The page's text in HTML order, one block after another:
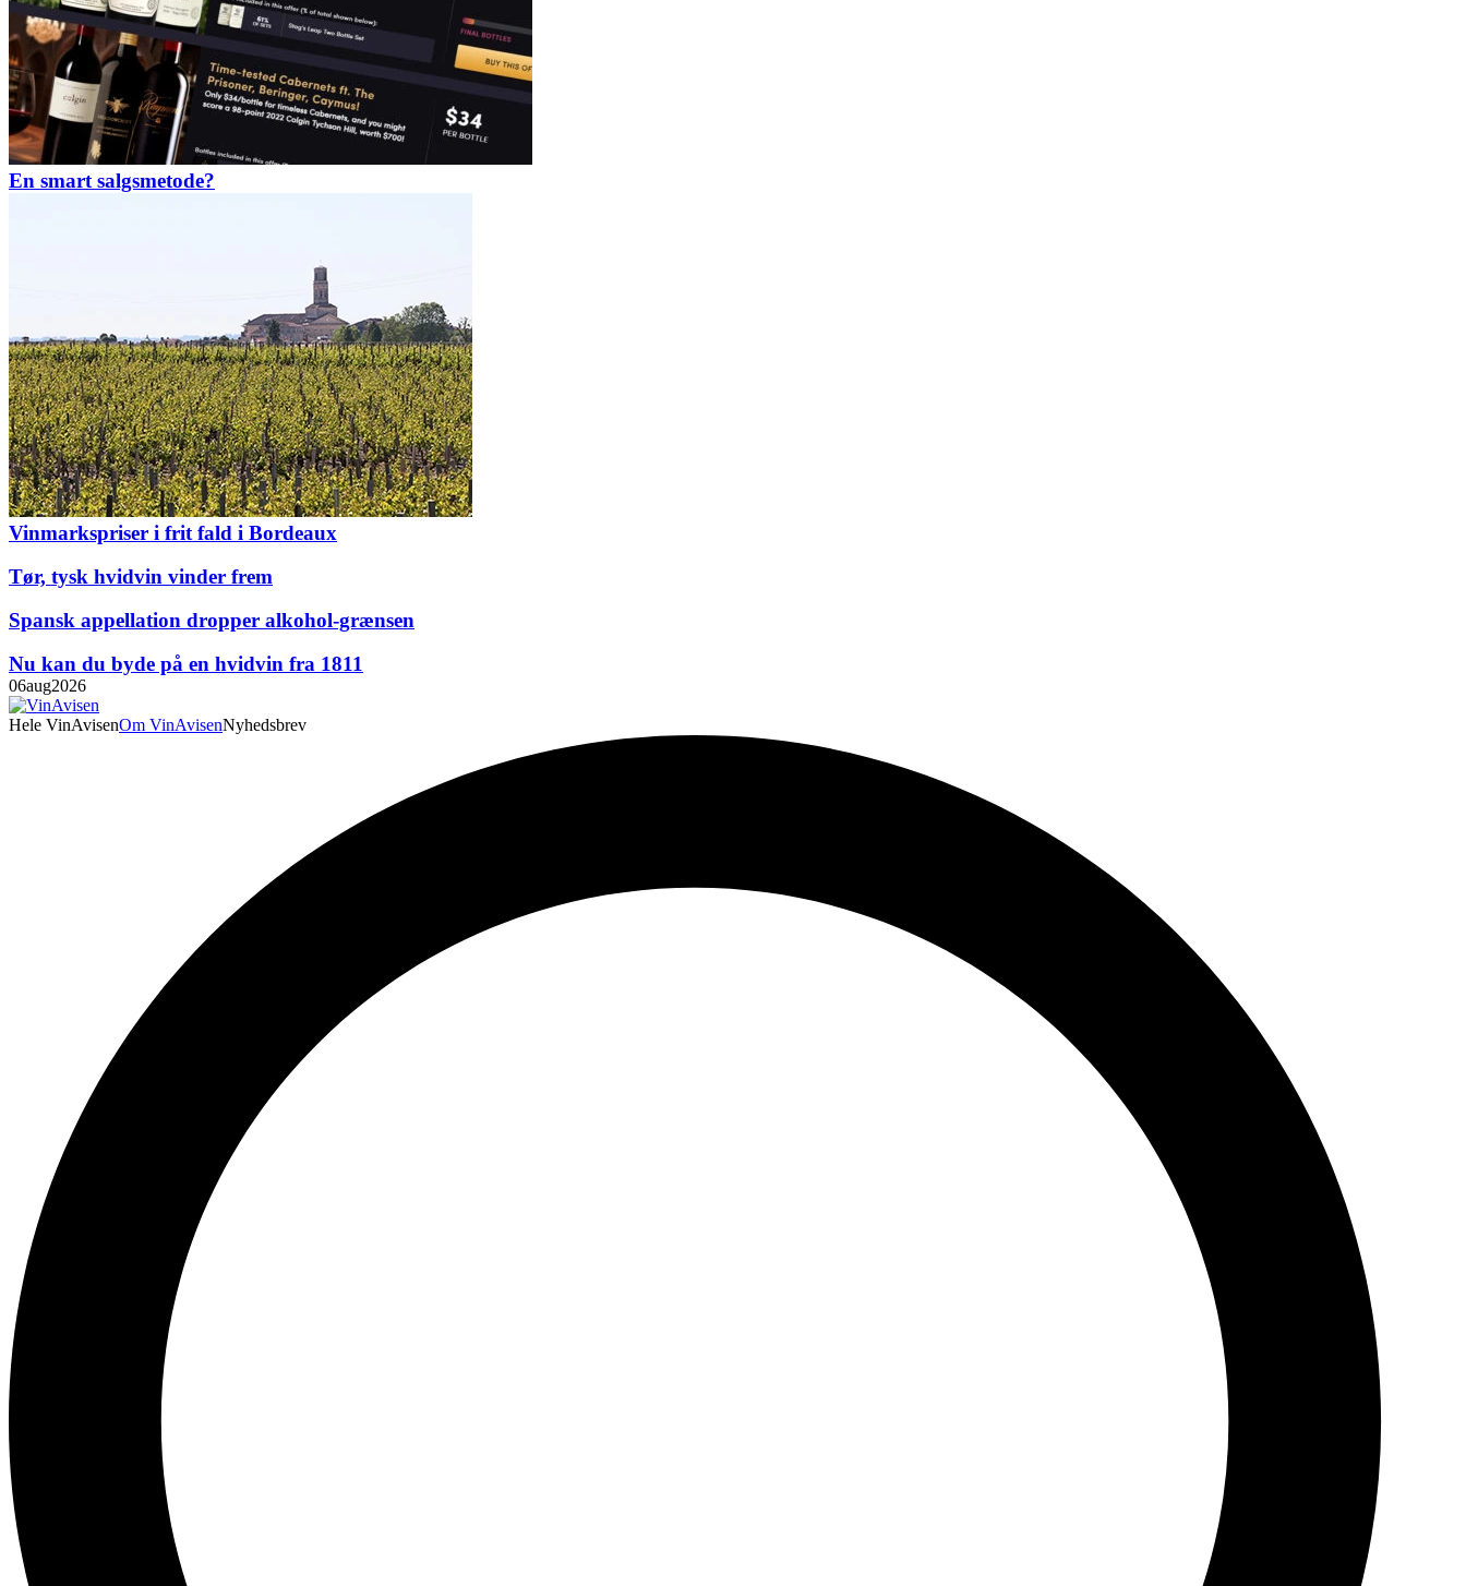
En smart salgsmetode?
Vinmarkspriser i frit fald i Bordeaux
Tør, tysk hvidvin vinder frem
Spansk appellation dropper alkohol-grænsen
Nu kan du byde på en hvidvin fra 1811
06aug2026
Hele VinAvisenOm VinAvisenNyhedsbrev